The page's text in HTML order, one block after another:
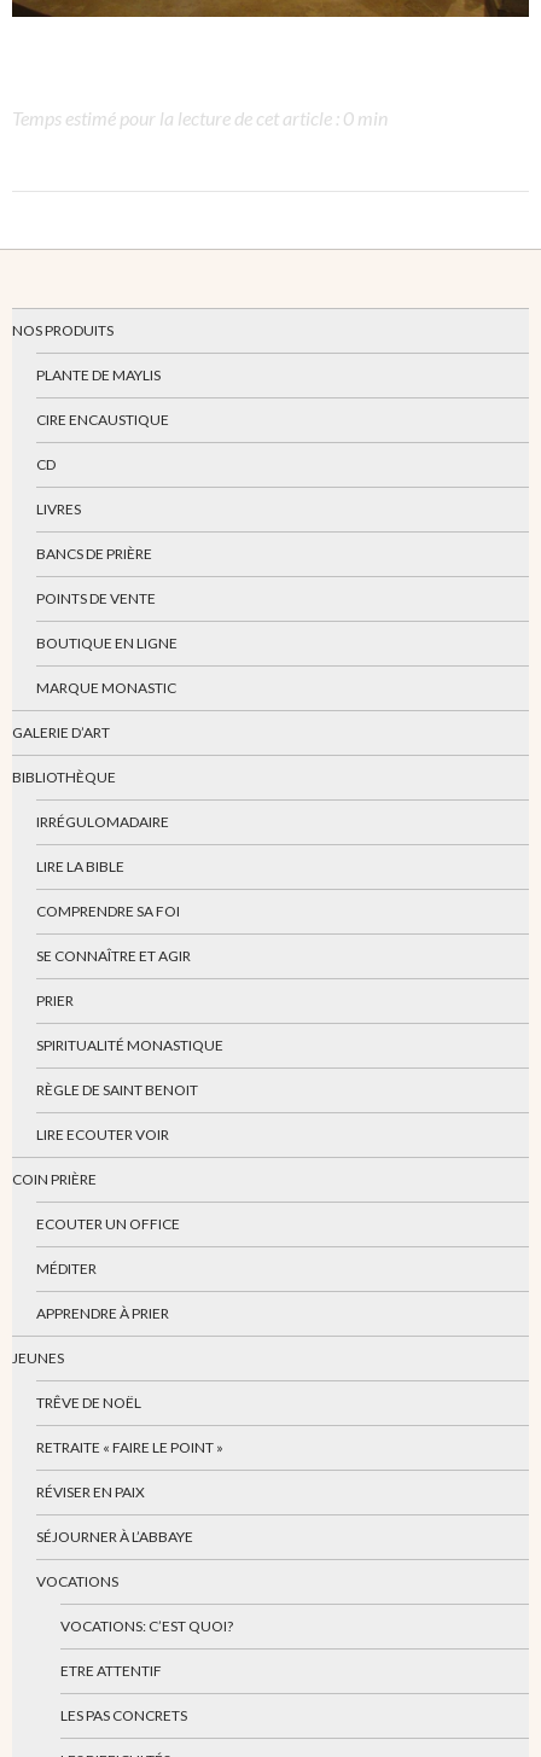
Temps estimé pour la lecture de cet article : 0 min
NOS PRODUITS
PLANTE DE MAYLIS
CIRE ENCAUSTIQUE
CD
LIVRES
BANCS DE PRIÈRE
POINTS DE VENTE
BOUTIQUE EN LIGNE
MARQUE MONASTIC
GALERIE D’ART
BIBLIOTHÈQUE
IRRÉGULOMADAIRE
LIRE LA BIBLE
COMPRENDRE SA FOI
SE CONNAÎTRE ET AGIR
PRIER
SPIRITUALITÉ MONASTIQUE
RÈGLE DE SAINT BENOIT
LIRE ECOUTER VOIR
COIN PRIÈRE
ECOUTER UN OFFICE
MÉDITER
APPRENDRE À PRIER
JEUNES
TRÊVE DE NOËL
RETRAITE « FAIRE LE POINT »
RÉVISER EN PAIX
SÉJOURNER À L’ABBAYE
VOCATIONS
VOCATIONS: C’EST QUOI?
ETRE ATTENTIF
LES PAS CONCRETS